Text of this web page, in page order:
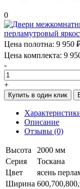
0
Цена полотна: 9 950
Цена комплекта: 9
-
+
Купить в один клик
Описание
Отзывы (0)
Высота
2000 мм
Серия
Тоскана
Цвет
ясень
Ширина